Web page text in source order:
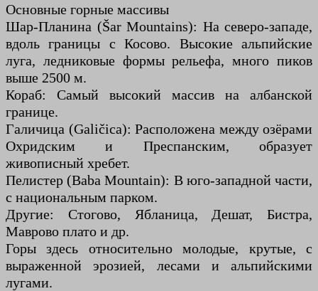
Основные горные массивы
Шар-Планина (Šar Mountains): На северо-западе,
вдоль границы с Косово. Высокие альпийские
луга, ледниковые формы рельефа, много пиков
выше 2500 м.
Кораб: Самый высокий массив на албанской
границе.
Галичица (Galičica): Расположена между озёрами
Охридским и Преспанским, образует
живописный хребет.
Пелистер (Baba Mountain): В юго-западной части,
с национальным парком.
Другие: Стогово, Ябланица, Дешат, Бистра,
Маврово плато и др.
Горы здесь относительно молодые, крутые, с
выраженной эрозией, лесами и альпийскими
лугами.